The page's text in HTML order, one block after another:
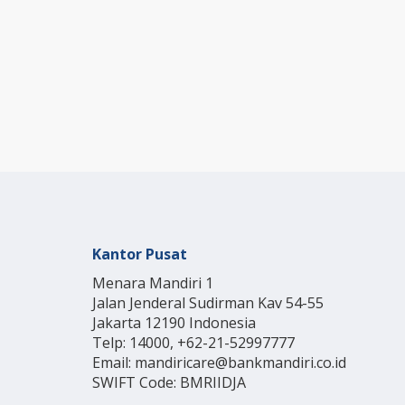
Kantor Pusat
Menara Mandiri 1
Jalan Jenderal Sudirman Kav 54-55
Jakarta 12190 Indonesia
Telp: 14000, +62-21-52997777
Email: mandiricare@bankmandiri.co.id
SWIFT Code: BMRIIDJA